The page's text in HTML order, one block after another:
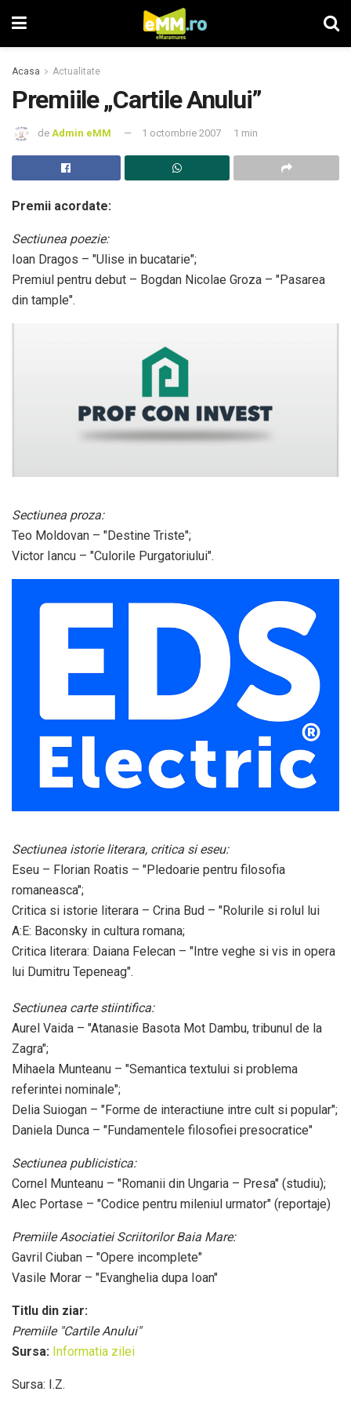
Acasa Actualitate
Premiile „Cartile Anului”
de Admin eMM 1 octombrie 2007 1 min
Premii acordate:
Sectiunea poezie:
Ioan Dragos – "Ulise in bucatarie";
Premiul pentru debut – Bogdan Nicolae Groza – "Pasarea
din tample".
Sectiunea proza:
Teo Moldovan – "Destine Triste";
Victor Iancu – "Culorile Purgatoriului".
Sectiunea istorie literara, critica si eseu:
Eseu – Florian Roatis – "Pledoarie pentru filosofia
romaneasca";
Critica si istorie literara – Crina Bud – "Rolurile si rolul lui
A:E: Baconsky in cultura romana;
Critica literara: Daiana Felecan – "Intre veghe si vis in opera
lui Dumitru Tepeneag".
Sectiunea carte stiintifica:
Aurel Vaida – "Atanasie Basota Mot Dambu, tribunul de la
Zagra";
Mihaela Munteanu – "Semantica textului si problema
referintei nominale";
Delia Suiogan – "Forme de interactiune intre cult si popular";
Daniela Dunca – "Fundamentele filosofiei presocratice"
Sectiunea publicistica:
Cornel Munteanu – "Romanii din Ungaria – Presa" (studiu);
Alec Portase – "Codice pentru mileniul urmator" (reportaje)
Premiile Asociatiei Scriitorilor Baia Mare:
Gavril Ciuban – "Opere incomplete"
Vasile Morar – "Evanghelia dupa Ioan"
Titlu din ziar:
Premiile "Cartile Anului"
Sursa: Informatia zilei
Sursa: I.Z.